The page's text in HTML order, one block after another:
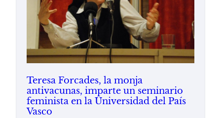
Teresa Forcades, la monja
antivacunas, imparte un seminario
feminista en la Universidad del País
Vasco